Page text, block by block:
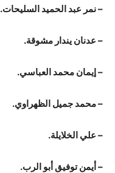
– نمر عبد الحميد السليحات.
– عدنان يندار مشوقة.
– إيمان محمد العباسي.
– محمد جميل الظهراوي.
– علي الخلايلة.
– أيمن توفيق أبو الرب.